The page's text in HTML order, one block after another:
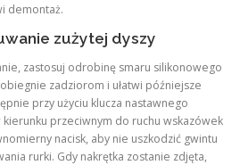
demontaż.
zużytej dyszy
zastosuj odrobinę smaru silikonowego
zadziorom i ułatwi późniejsze
przy użyciu klucza nastawnego
przeciwnym do ruchu wskazówek
nacisk, aby nie uszkodzić gwintu
rurki. Gdy nakrętka zostanie zdjęta,